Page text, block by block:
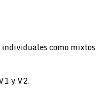
como mixtos
y V2.